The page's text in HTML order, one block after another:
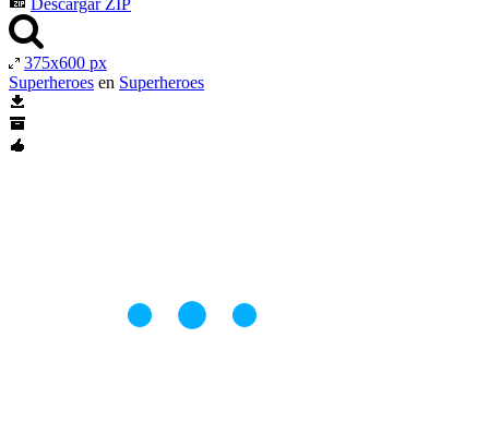
375x600 px
Superheroes en Superheroes